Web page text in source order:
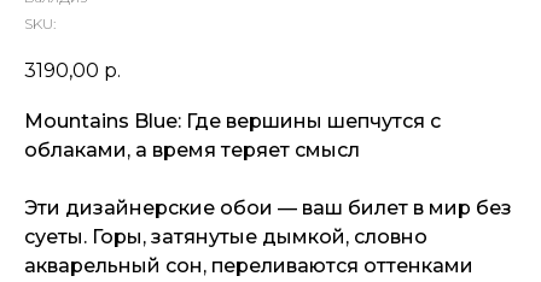
SKU:
3190,00 р.
Mountains Blue: Где вершины шепчутся с
облаками, а время теряет смысл
Эти дизайнерские обои — ваш билет в мир без
суеты. Горы, затянутые дымкой, словно
акварельный сон, переливаются оттенками